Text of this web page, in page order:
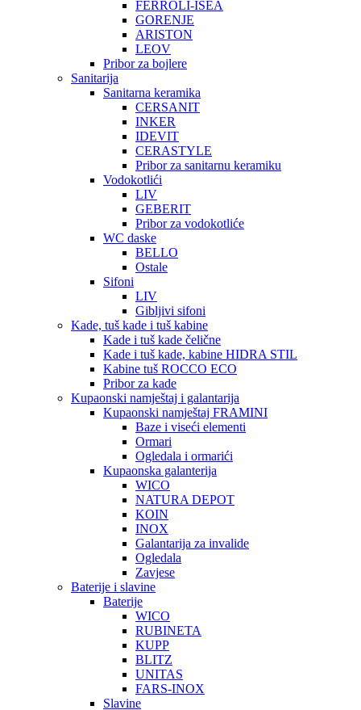
FERROLI-ISEA
GORENJE
ARISTON
LEOV
Pribor za bojlere
Sanitarija
Sanitarna keramika
CERSANIT
INKER
IDEVIT
CERASTYLE
Pribor za sanitarnu keramiku
Vodokotlići
LIV
GEBERIT
Pribor za vodokotliće
WC daske
BELLO
Ostale
Sifoni
LIV
Gibljivi sifoni
Kade, tuš kade i tuš kabine
Kade i tuš kade čelične
Kade i tuš kade, kabine HIDRA STIL
Kabine tuš ROCCO ECO
Pribor za kade
Kupaonski namještaj i galantarija
Kupaonski namještaj FRAMINI
Baze i viseći elementi
Ormari
Ogledala i ormarići
Kupaonska galanterija
WICO
NATURA DEPOT
KOIN
INOX
Galantarija za invalide
Ogledala
Zavjese
Baterije i slavine
Baterije
WICO
RUBINETA
KUPP
BLITZ
UNITAS
FARS-INOX
Slavine